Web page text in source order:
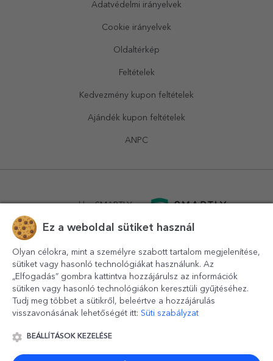
Adatvédelmi irányelvek
Cookie irányelvek
Oldaltérkép
Feltételek
Kedvezmény kupon feltételek
Ajándék kupon feltételek
ANPC
powered bySMARTLY.ro
© 2016-2026 StarGift
Ez a weboldal sütiket használ
Olyan célokra, mint a személyre szabott tartalom megjelenítése,
sütiket vagy hasonló technológiákat használunk. Az
„Elfogadás” gombra kattintva hozzájárulsz az információk
sütiken vagy hasonló technológiákon keresztüli gyűjtéséhez.
Tudj meg többet a sütikről, beleértve a hozzájárulás
visszavonásának lehetőségét itt: Süti szabályzat
BEÁLLÍTÁSOK KEZELÉSE